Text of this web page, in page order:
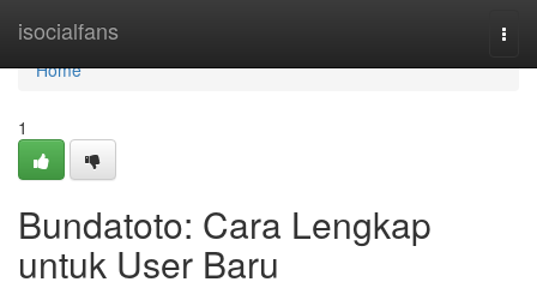
isocialfans
Home
Home
1
Bundatoto: Cara Lengkap
untuk User Baru